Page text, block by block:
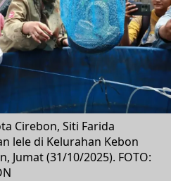
Cirebon, Siti Farida
lele di Kelurahan Kebon
Jumat (31/10/2025). FOTO: